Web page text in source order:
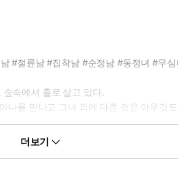
#절륜남 #집착남 #순정남 #동정녀 #무
속에서 홀로 살고 있다.
를 만나고 그녀 외에 다른 것은 아무것
더보기